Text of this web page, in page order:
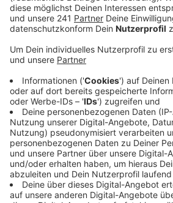
gegeben.
Veröffentlicht:Freitag, 29.12.2023
Anzeige
Diese sind in diesem Jahr
wegen den Terror-Drohungen, sagt
Martin Lotz.
Der Dom ist wegen seiner
anfällig, da es besonders
wenn ausgerechnet hier etwas